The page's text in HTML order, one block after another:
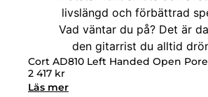
Cort AD810 Left Handed Open Pore
2 417 kr
Läs mer